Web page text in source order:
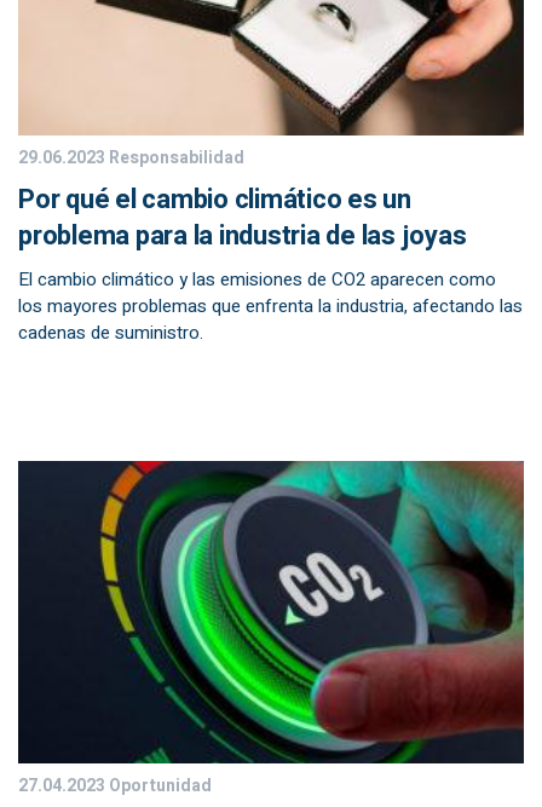
29.06.2023 Responsabilidad
Por qué el cambio climático es un
problema para la industria de las joyas
El cambio climático y las emisiones de CO2 aparecen como
los mayores problemas que enfrenta la industria, afectando las
cadenas de suministro.
27.04.2023 Oportunidad